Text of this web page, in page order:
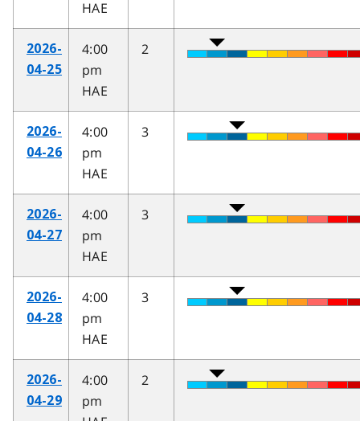
HAE
2026-
04-25
4:00
pm
HAE
2
2026-
04-26
4:00
pm
HAE
3
2026-
04-27
4:00
pm
HAE
3
2026-
04-28
4:00
pm
HAE
3
2026-
04-29
4:00
pm
2